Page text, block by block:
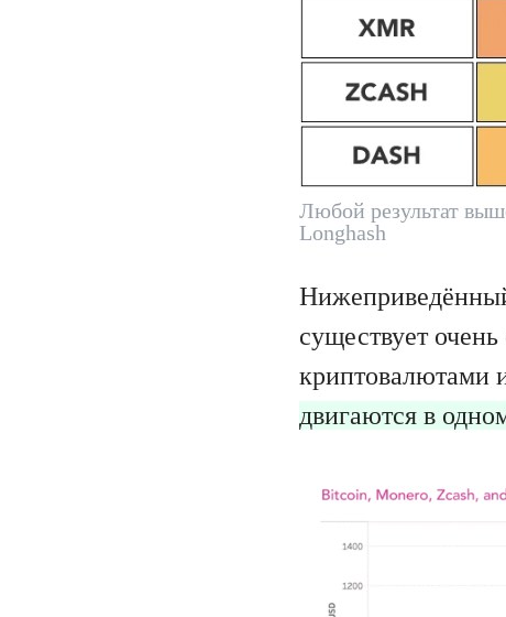
Любой результат
Longhash
существует
криптовалютами
двигаются в